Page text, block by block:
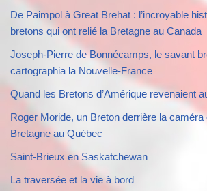
De Paimpol à Great Brehat : l’incroyable
bretons qui ont relié la Bretagne au Canada
Joseph-Pierre de Bonnécamps, le savant
cartographia la Nouvelle-France
Quand les Bretons d’Amérique revenaient
Roger Moride, un Breton derrière la
Bretagne au Québec
Saint-Brieux en Saskatchewan
La traversée et la vie à bord